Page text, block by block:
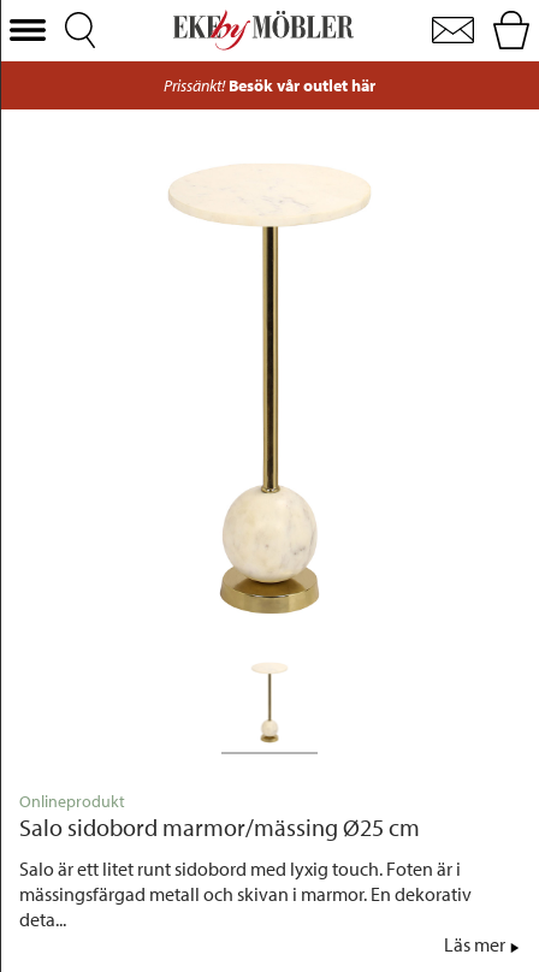
Salo sidobord marmor/mässing Ø25 cm
Välj Kategori
Prissänkt! Besök vår outlet här
Onlineprodukt
Salo sidobord marmor/mässing Ø25 cm
Salo är ett litet runt sidobord med lyxig touch. Foten är i
mässingsfärgad metall och skivan i marmor. En dekorativ
deta...
Läs mer